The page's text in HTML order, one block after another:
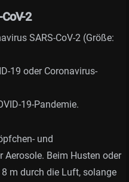
2
SARS-CoV-2 (Größe:
19 oder Coronavirus-
19-Pandemie.
und
Beim Husten oder
m durch die Luft, solange